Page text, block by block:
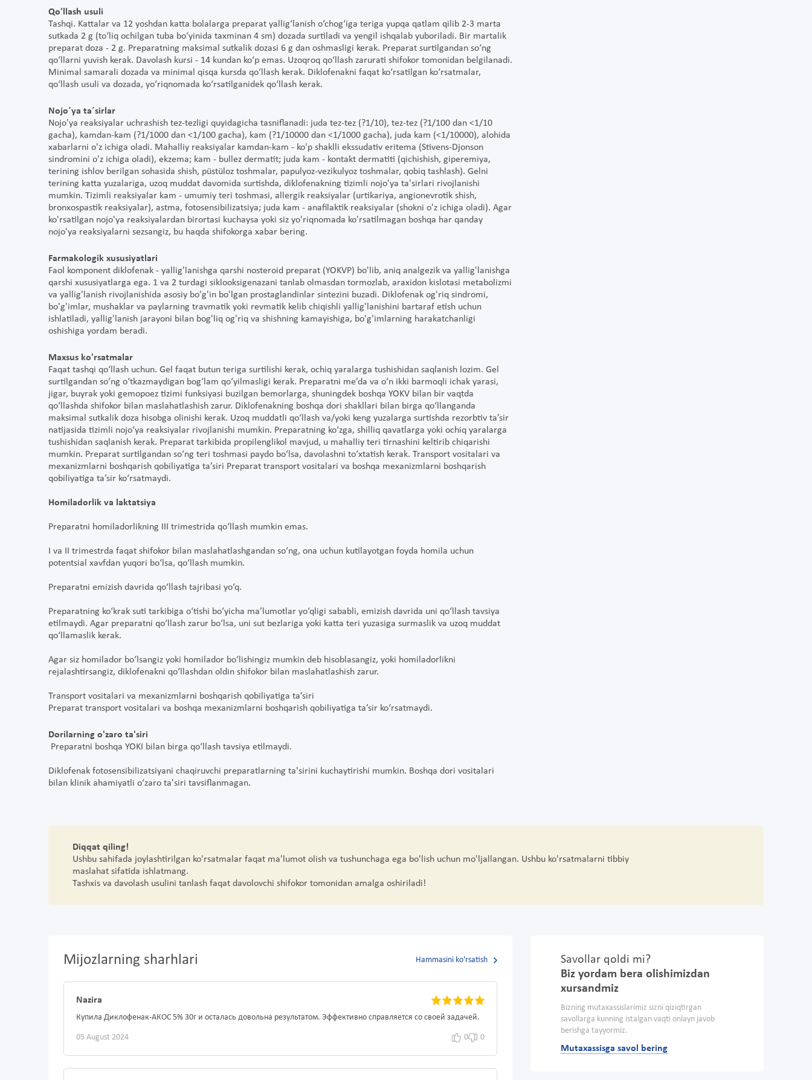
Qo'llash usuli
Tashqi. Kattalar va 12 yoshdan katta bolalarga preparat yallig‘lanish o‘chog‘iga teriga yupqa qatlam qilib 2-3 marta
sutkada 2 g (to‘liq ochilgan tuba bo‘yinida taxminan 4 sm) dozada surtiladi va yengil ishqalab yuboriladi. Bir martalik
preparat doza - 2 g. Preparatning maksimal sutkalik dozasi 6 g dan oshmasligi kerak. Preparat surtilgandan so‘ng
qo‘llarni yuvish kerak. Davolash kursi - 14 kundan ko‘p emas. Uzoqroq qo‘llash zarurati shifokor tomonidan belgilanadi.
Minimal samarali dozada va minimal qisqa kursda qo‘llash kerak. Diklofenakni faqat ko‘rsatilgan ko‘rsatmalar,
qo‘llash usuli va dozada, yo‘riqnomada ko‘rsatilganidek qo‘llash kerak.
Nojo´ya ta´sirlar
Nojo'ya reaksiyalar uchrashish tez-tezligi quyidagicha tasniflanadi: juda tez-tez (?1/10), tez-tez (?1/100 dan <1/10
gacha), kamdan-kam (?1/1000 dan <1/100 gacha), kam (?1/10000 dan <1/1000 gacha), juda kam (<1/10000), alohida
xabarlarni o'z ichiga oladi. Mahalliy reaksiyalar kamdan-kam - ko'p shaklli ekssudativ eritema (Stivens-Djonson
sindromini o'z ichiga oladi), ekzema; kam - bullez dermatit; juda kam - kontakt dermatiti (qichishish, giperemiya,
terining ishlov berilgan sohasida shish, püstüloz toshmalar, papulyoz-vezikulyoz toshmalar, qobiq tashlash). Gelni
terining katta yuzalariga, uzoq muddat davomida surtishda, diklofenakning tizimli nojo'ya ta'sirlari rivojlanishi
mumkin. Tizimli reaksiyalar kam - umumiy teri toshmasi, allergik reaksiyalar (urtikariya, angionevrotik shish,
bronxospastik reaksiyalar), astma, fotosensibilizatsiya; juda kam - anafilaktik reaksiyalar (shokni o'z ichiga oladi). Agar
ko'rsatilgan nojo'ya reaksiyalardan birortasi kuchaysa yoki siz yo'riqnomada ko'rsatilmagan boshqa har qanday
nojo'ya reaksiyalarni sezsangiz, bu haqda shifokorga xabar bering.
Farmakologik xususiyatlari
Faol komponent diklofenak - yallig'lanishga qarshi nosteroid preparat (YOKVP) bo'lib, aniq analgezik va yallig'lanishga
qarshi xususiyatlarga ega. 1 va 2 turdagi siklooksigenazani tanlab olmasdan tormozlab, araxidon kislotasi metabolizmi
va yallig'lanish rivojlanishida asosiy bo'g'in bo'lgan prostaglandinlar sintezini buzadi. Diklofenak og'riq sindromi,
bo'g'imlar, mushaklar va paylarning travmatik yoki revmatik kelib chiqishli yallig'lanishini bartaraf etish uchun
ishlatiladi, yallig'lanish jarayoni bilan bog'liq og'riq va shishning kamayishiga, bo'g'imlarning harakatchanligi
oshishiga yordam beradi.
Maxsus ko'rsatmalar
Faqat tashqi qo‘llash uchun. Gel faqat butun teriga surtilishi kerak, ochiq yaralarga tushishidan saqlanish lozim. Gel
surtilgandan so‘ng o‘tkazmaydigan bog‘lam qo‘yilmasligi kerak. Preparatni me’da va o‘n ikki barmoqli ichak yarasi,
jigar, buyrak yoki gemopoez tizimi funksiyasi buzilgan bemorlarga, shuningdek boshqa YOKV bilan bir vaqtda
qo‘llashda shifokor bilan maslahatlashish zarur. Diklofenakning boshqa dori shakllari bilan birga qo‘llanganda
maksimal sutkalik doza hisobga olinishi kerak. Uzoq muddatli qo‘llash va/yoki keng yuzalarga surtishda rezorbtiv ta’sir
natijasida tizimli nojo‘ya reaksiyalar rivojlanishi mumkin. Preparatning ko‘zga, shilliq qavatlarga yoki ochiq yaralarga
tushishidan saqlanish kerak. Preparat tarkibida propilenglikol mavjud, u mahalliy teri tirnashini keltirib chiqarishi
mumkin. Preparat surtilgandan so‘ng teri toshmasi paydo bo‘lsa, davolashni to‘xtatish kerak. Transport vositalari va
mexanizmlarni boshqarish qobiliyatiga ta’siri Preparat transport vositalari va boshqa mexanizmlarni boshqarish
qobiliyatiga ta’sir ko‘rsatmaydi.
Homiladorlik va laktatsiya
Preparatni homiladorlikning III trimestrida qo‘llash mumkin emas.
I va II trimestrda faqat shifokor bilan maslahatlashgandan so‘ng, ona uchun kutilayotgan foyda homila uchun
potentsial xavfdan yuqori bo‘lsa, qo‘llash mumkin.
Preparatni emizish davrida qo‘llash tajribasi yo‘q.
Preparatning ko‘krak suti tarkibiga o‘tishi bo‘yicha ma’lumotlar yo‘qligi sababli, emizish davrida uni qo‘llash tavsiya
etilmaydi. Agar preparatni qo‘llash zarur bo‘lsa, uni sut bezlariga yoki katta teri yuzasiga surmaslik va uzoq muddat
qo‘llamaslik kerak.
Agar siz homilador bo‘lsangiz yoki homilador bo‘lishingiz mumkin deb hisoblasangiz, yoki homiladorlikni
rejalashtirsangiz, diklofenakni qo‘llashdan oldin shifokor bilan maslahatlashish zarur.
Transport vositalari va mexanizmlarni boshqarish qobiliyatiga ta’siri
Preparat transport vositalari va boshqa mexanizmlarni boshqarish qobiliyatiga ta’sir ko‘rsatmaydi.
Dorilarning o'zaro ta'siri
Preparatni boshqa YOKI bilan birga qo‘llash tavsiya etilmaydi.
Diklofenak fotosensibilizatsiyani chaqiruvchi preparatlarning ta'sirini kuchaytirishi mumkin. Boshqa dori vositalari
bilan klinik ahamiyatli o‘zaro ta'siri tavsiflanmagan.
Diqqat qiling!
Ushbu sahifada joylashtirilgan ko'rsatmalar faqat ma'lumot olish va tushunchaga ega bo'lish uchun mo'ljallangan. Ushbu ko'rsatmalarni tibbiy
maslahat sifatida ishlatmang.
Tashxis va davolash usulini tanlash faqat davolovchi shifokor tomonidan amalga oshiriladi!
Mijozlarning sharhlari Hammasini ko'rsatish
Nazira
Купила Диклофенак-АКОС 5% 30г и осталась довольна результатом. Эффективно справляется со своей задачей.
05 August 2024 0 0
Savollar qoldi mi?
Biz yordam bera olishimizdan
xursandmiz
Bizning mutaxassislarimiz sizni qiziqtirgan
savollarga kunning istalgan vaqti onlayn javob
berishga tayyormiz.
Mutaxassisga savol bering